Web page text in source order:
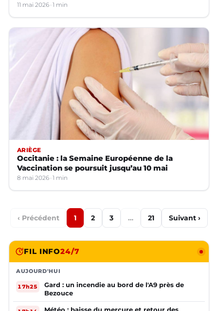
11 mai 2026 1 min
ARIÈGE
Occitanie : la Semaine Européenne de la
Vaccination se poursuit jusqu’au 10 mai
8 mai 2026 1 min
‹ Précédent 1 2 3 … 21 Suivant ›
FIL INFO24/7
AUJOURD'HUI
17h25
Gard : un incendie au bord de l'A9 près de
Bezouce